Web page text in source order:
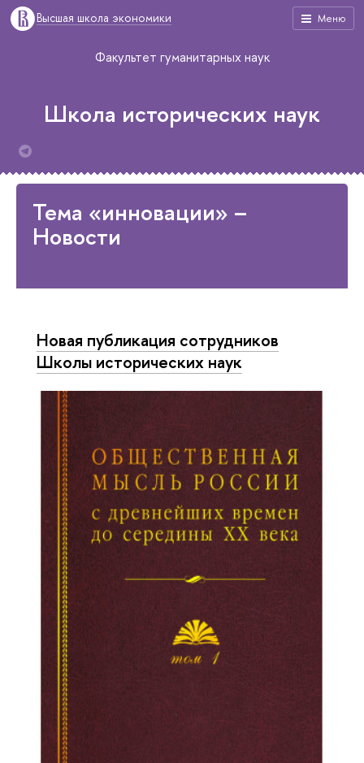
Меню
Высшая школа экономики
Факультет гуманитарных наук
Школа исторических наук
Тема «инновации» –
Новости
Новая публикация сотрудников
Школы исторических наук